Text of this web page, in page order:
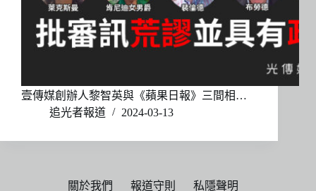
壹傳媒創辦人黎智英與《蘋果日報》三間相…
追光者報道
2024-03-13
關於我們 報道守則 私隱聲明